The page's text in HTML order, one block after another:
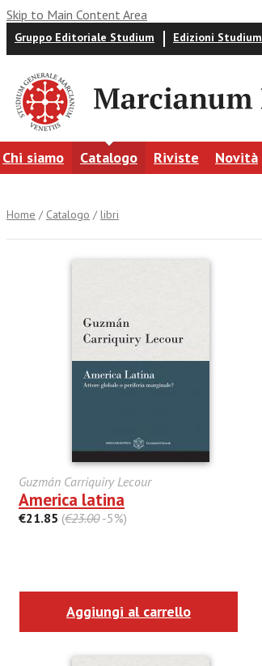
Skip to Main Content Area
Gruppo Editoriale Studium Edizioni Studium
Chi siamo Catalogo Riviste Novità
Home / Catalogo / libri
Guzmán Carriquiry Lecour
America latina
€21.85 (€23.00-5%)
Aggiungi al carrello